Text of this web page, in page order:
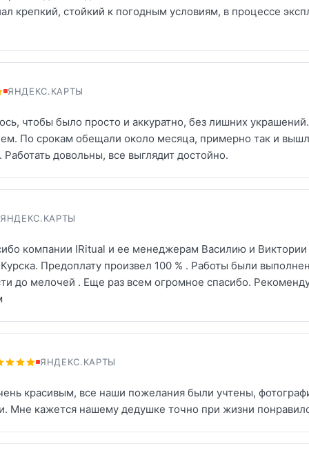
крепкий, стойкий к погодным условиям, в процессе
ЯНДЕКС.КАРТЫ
чтобы было просто и аккуратно, без лишних
По срокам обещали около месяца, примерно так и
Работать довольны, все выглядит достойно.
ЯНДЕКС.КАРТЫ
компании IRitual и ее менеджерам Василию и Виктории
Курска. Предоплату произвел 100 % . Работы были
до мелочей . Еще раз всем огромное спасибо.
ЯНДЕКС.КАРТЫ
красивым, все наши пожелания были учтены,
Мне кажется нашему дедушке точно при жизни